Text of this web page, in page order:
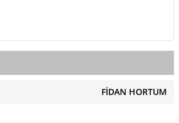
FİDAN HORTUM